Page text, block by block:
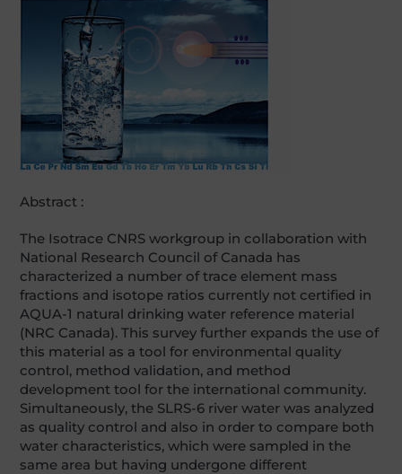
Abstract :
The Isotrace CNRS workgroup in collaboration with
National Research Council of Canada has
characterized a number of trace element mass
fractions and isotope ratios currently not certified in
AQUA-1 natural drinking water reference material
(NRC Canada). This survey further expands the use of
this material as a tool for environmental quality
control, method validation, and method
development tool for the international community.
Simultaneously, the SLRS-6 river water was analyzed
as quality control and also in order to compare both
water characteristics, which were sampled in the
same area but having undergone different